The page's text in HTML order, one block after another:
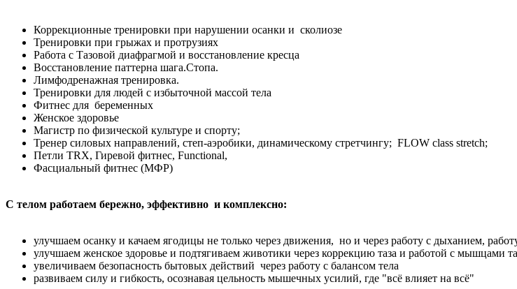
Коррекционные тренировки при нарушении осанки и сколиозе
Тренировки при грыжах и протрузиях
Работа с Тазовой диафрагмой и восстановление кресца
Восстановление паттерна шага.Стопа.
Лимфодренажная тренировка.
Тренировки для людей с избыточной массой тела
Фитнес для беременных
Женское здоровье
Магистр по физической культуре и спорту;
Тренер силовых направлений, степ-аэробики, динамическому стретчингу; FLOW class stretch;
Петли TRX, Гиревой фитнес, Functional,
Фасциальный фитнес (МФР)
С телом работаем бережно, эффективно и комплексно:
улучшаем осанку и качаем ягодицы не только через движения, но и через работу с дыханием,
улучшаем женское здоровье и подтягиваем животики через коррекцию таза и работой с мышцами
увеличиваем безопасность бытовых действий через работу с балансом тела
развиваем силу и гибкость, осознавая цельность мышечных усилий, где "всё влияет на всё"